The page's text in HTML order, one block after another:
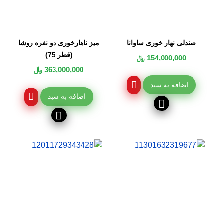
صندلی نهار خوری ساوانا
154,000,000 ﷼
اضافه به سبد
میز ناهارخوری دو نفره روشا
(قطر 75)
363,000,000 ﷼
اضافه به سبد